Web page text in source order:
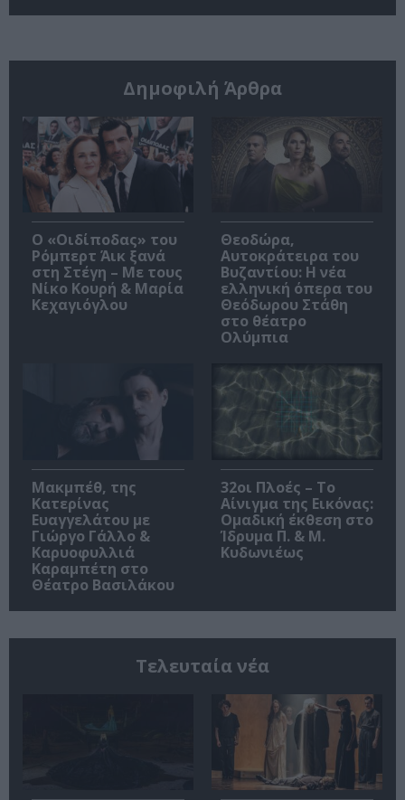
Δημοφιλή Άρθρα
O «Οιδίποδας» του
Ρόμπερτ Άικ ξανά
στη Στέγη – Με τους
Νίκο Κουρή & Μαρία
Κεχαγιόγλου
Θεοδώρα,
Αυτοκράτειρα του
Βυζαντίου: Η νέα
ελληνική όπερα του
Θεόδωρου Στάθη
στο θέατρο
Ολύμπια
Μακμπέθ, της
Κατερίνας
Ευαγγελάτου με
Γιώργο Γάλλο &
Καρυοφυλλιά
Καραμπέτη στο
Θέατρο Βασιλάκου
32οι Πλοές – Το
Αίνιγμα της Εικόνας:
Ομαδική έκθεση στο
Ίδρυμα Π. & Μ.
Κυδωνιέως
Τελευταία νέα